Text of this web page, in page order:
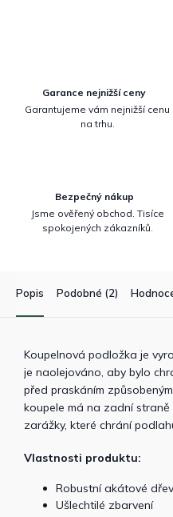
Garance nejnižší ceny
Garantujeme vám nejnižší cenu
na trhu.
Bezpečný nákup
Jsme ověřený obchod. Tisíce
spokojených zákazníků.
Popis Podobné (2)
Koupelnová podložka je
je naolejováno, aby bylo
před praskáním
koupele má na zadní
zarážky, které chrání
Vlastnosti produktu:
Robustní akátové
Ušlechtilé zbarvení